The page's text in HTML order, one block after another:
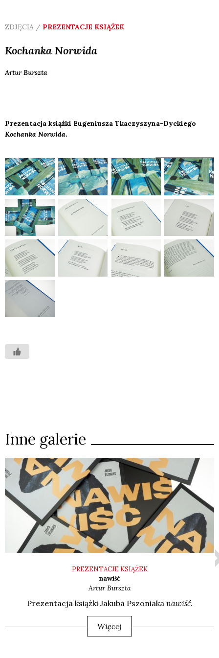
ZDJĘCIA / PREZENTACJE KSIĄŻEK
Kochanka Norwida
ArturBurszta
Prezentacja książki Eugeniusza Tkaczyszyna-Dyckiego
Kochanka Norwida.
Inne galerie
PREZENTACJE KSIĄŻEK
nawiść
ArturBurszta
Pre­zen­ta­cja książ­ki Jaku­ba Pszo­nia­ka nawiść.
Więcej